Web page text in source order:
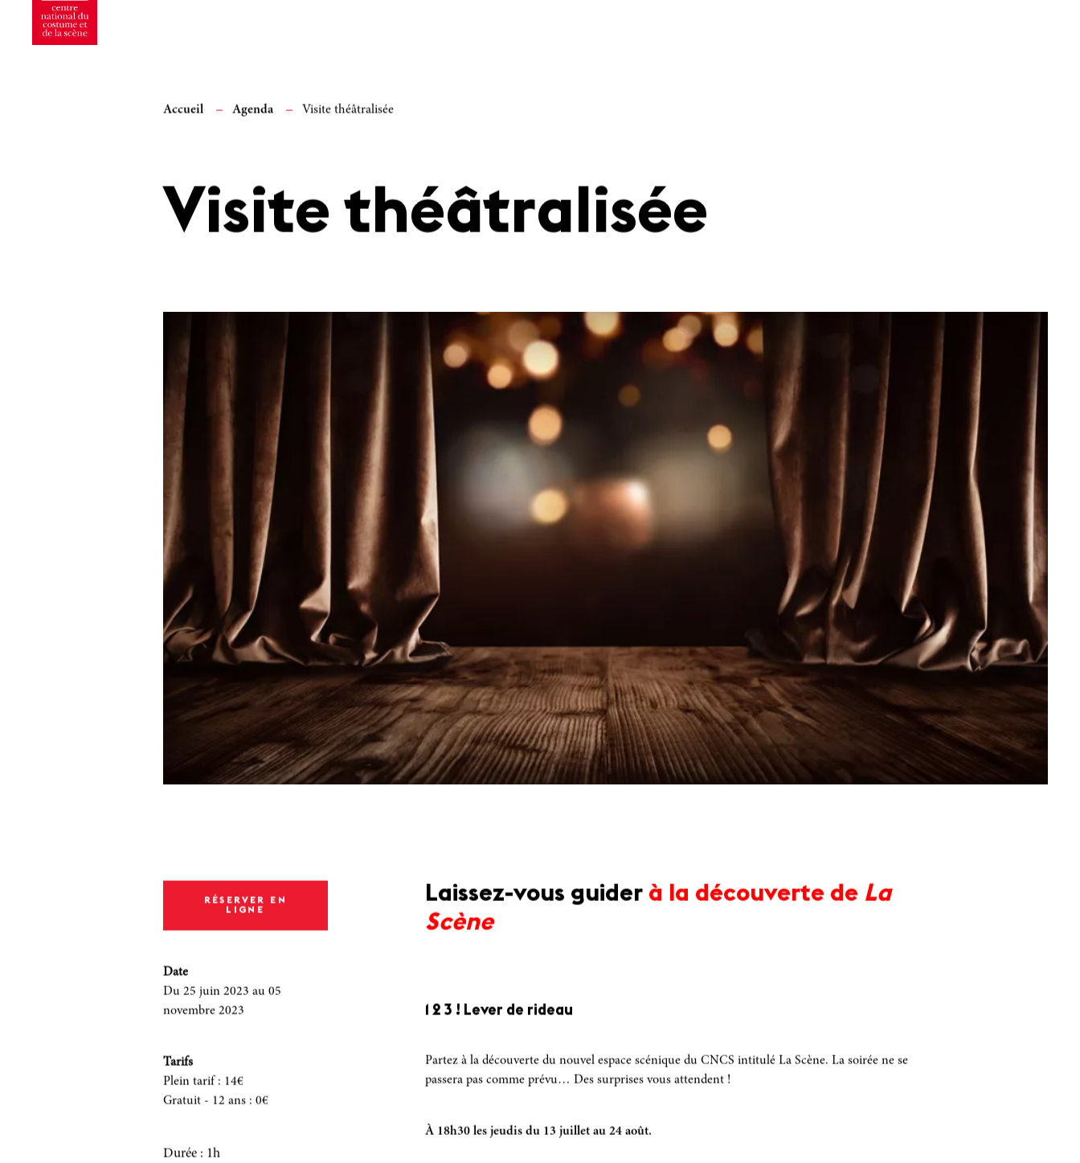
Accueil Agenda Visite théâtralisée
Visite théâtralisée
RÉSERVER EN
LIGNE
Date
Du 25 juin 2023 au 05
novembre 2023
Tarifs
Plein tarif : 14€
Gratuit - 12 ans : 0€
Durée : 1h
Laissez-vous guider à la découverte de La
Scène
1 2 3 ! Lever de rideau
Partez à la découverte du nouvel espace scénique du CNCS intitulé La Scène. La soirée ne se
passera pas comme prévu… Des surprises vous attendent !
À 18h30 les jeudis du 13 juillet au 24 août.